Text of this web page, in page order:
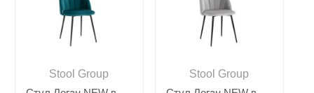
Stool Group
Stool Group